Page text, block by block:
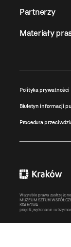
Partnerzy
Materiały
Polityka prywatności
Biuletyn informacji
Procedura
Wszystkie prawa
MUZEUM SZTUKI
KRAKOWA
projekt, wykonanie i